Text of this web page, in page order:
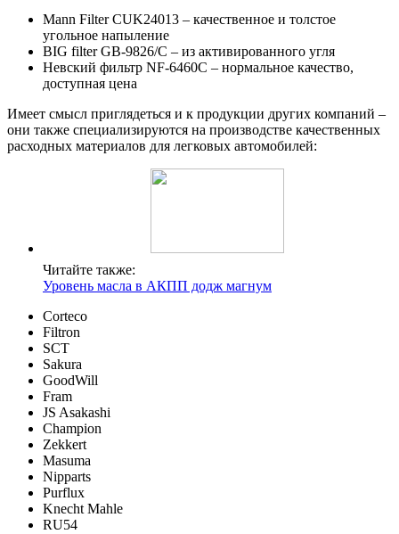
Mann Filter CUK24013 – качественное и толстое
угольное напыление
BIG filter GB-9826/C – из активированного угля
Невский фильтр NF-6460C – нормальное качество,
доступная цена
Имеет смысл приглядеться и к продукции других компаний –
они также специализируются на производстве качественных
расходных материалов для легковых автомобилей:
Читайте также:
Уровень масла в АКПП додж магнум
Corteco
Filtron
SCT
Sakura
GoodWill
Fram
JS Asakashi
Champion
Zekkert
Masuma
Nipparts
Purflux
Knecht Mahle
RU54